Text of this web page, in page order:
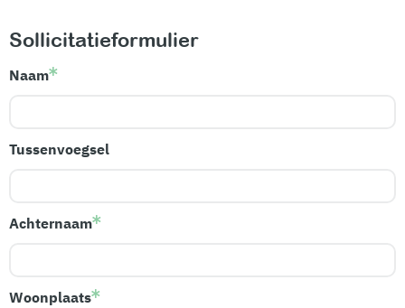
Sollicitatieformulier
Naam
Tussenvoegsel
Achternaam
Woonplaats